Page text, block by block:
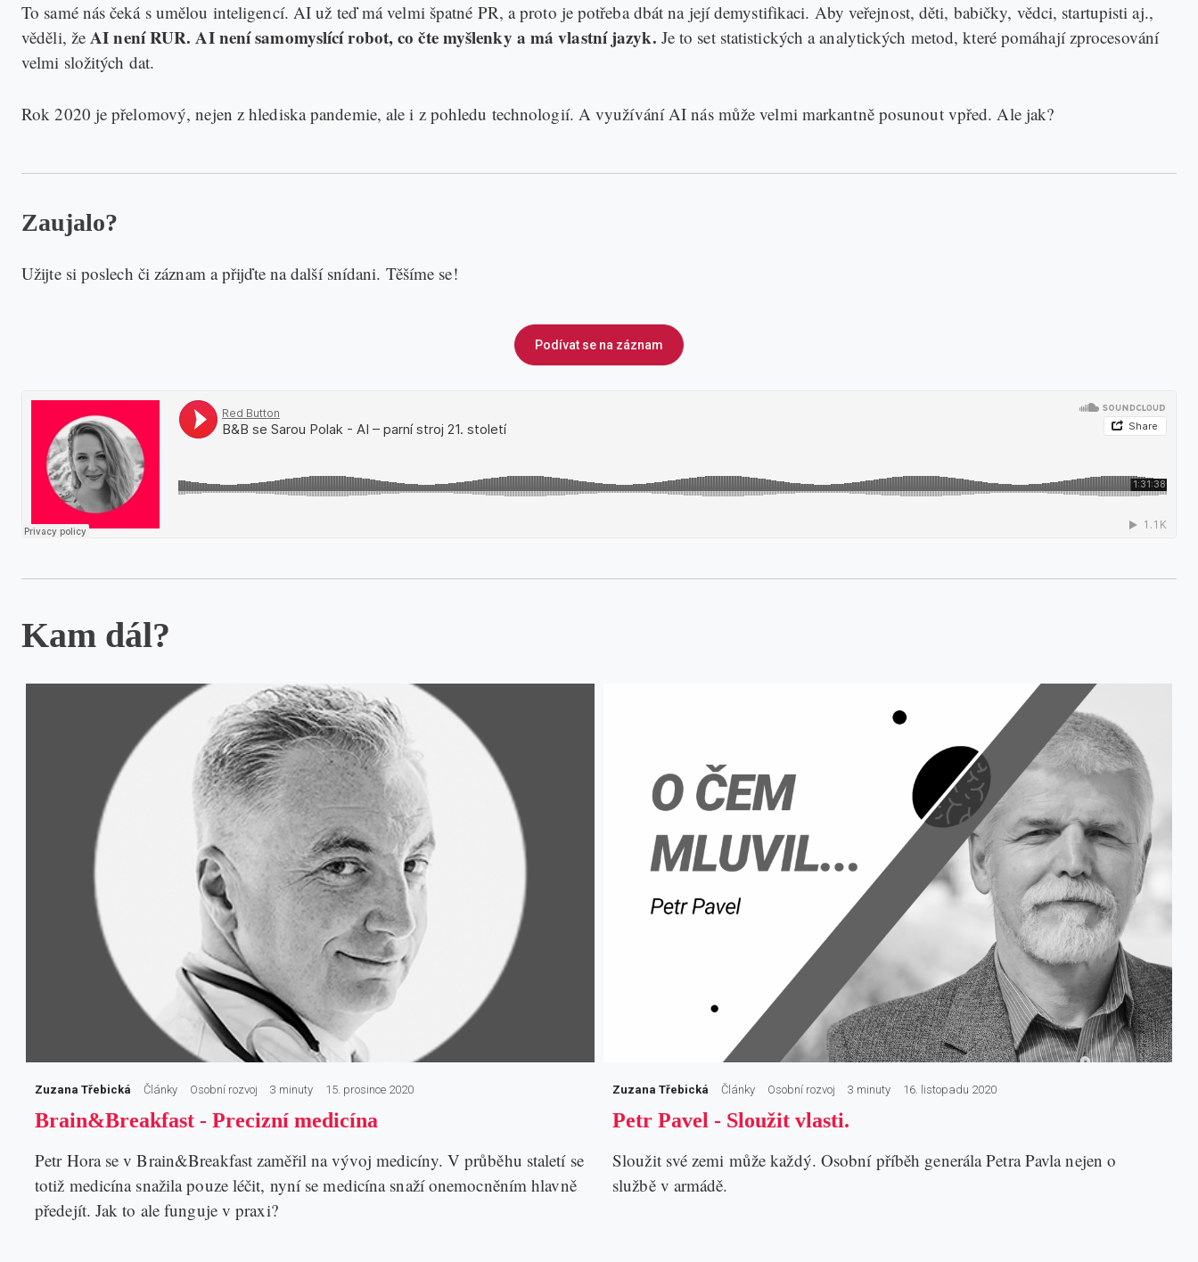
To samé nás čeká s umělou inteligencí. AI už teď má velmi špatné PR, a proto je potřeba dbát na její demystifikaci. Aby veřejnost, děti, babičky, vědci, startupisti aj.,
věděli, žeAI není RUR. AI není samomyslící robot, co čte myšlenky a má vlastní jazyk. Je to set statistických a analytických metod, které pomáhají zprocesování
velmi složitých dat.
Rok 2020 je přelomový, nejen z hlediska pandemie, ale i z pohledu technologií. A využívání AI nás může velmi markantně posunout vpřed. Ale jak?
Zaujalo?
Užijte si poslech či záznam a přijďte na další snídani. Těšíme se!
Podívat se na záznam
Kam dál?
Zuzana Třebická Články Osobní rozvoj 3 minuty 15. prosince 2020
Brain&Breakfast - Precizní medicína
Petr Hora se v Brain&Breakfast zaměřil na vývoj medicíny. V průběhu staletí se
totiž medicína snažila pouze léčit, nyní se medicína snaží onemocněním hlavně
předejít. Jak to ale funguje v praxi?
Zuzana Třebická Články Osobní rozvoj 3 minuty 16. listopadu 2020
Petr Pavel - Sloužit vlasti.
Sloužit své zemi může každý. Osobní příběh generála Petra Pavla nejen o
službě v armádě.